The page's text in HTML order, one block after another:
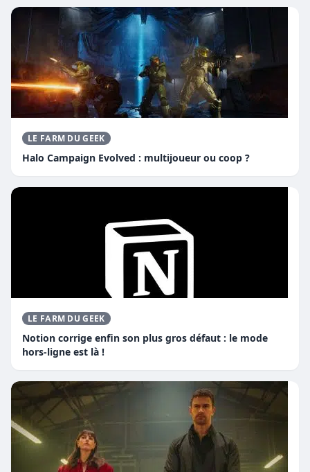
LE FARM DU GEEK
Halo Campaign Evolved : multijoueur ou coop ?
LE FARM DU GEEK
Notion corrige enfin son plus gros défaut : le mode
hors-ligne est là !